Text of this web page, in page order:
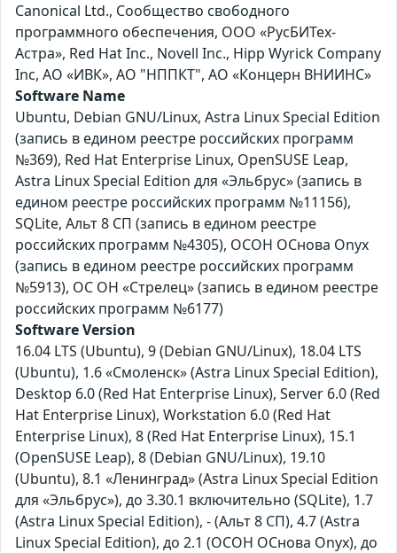
Canonical Ltd., Сообщество свободного
программного обеспечения, ООО «РусБИТех-
Астра», Red Hat Inc., Novell Inc., Hipp Wyrick Company
Inc, АО «ИВК», АО "НППКТ", АО «Концерн ВНИИНС»
Software Name
Ubuntu, Debian GNU/Linux, Astra Linux Special Edition
(запись в едином реестре российских программ
№369), Red Hat Enterprise Linux, OpenSUSE Leap,
Astra Linux Special Edition для «Эльбрус» (запись в
едином реестре российских программ №11156),
SQLite, Альт 8 СП (запись в едином реестре
российских программ №4305), ОСОН ОСнова Оnyx
(запись в едином реестре российских программ
№5913), ОС ОН «Стрелец» (запись в едином реестре
российских программ №6177)
Software Version
16.04 LTS (Ubuntu), 9 (Debian GNU/Linux), 18.04 LTS
(Ubuntu), 1.6 «Смоленск» (Astra Linux Special Edition),
Desktop 6.0 (Red Hat Enterprise Linux), Server 6.0 (Red
Hat Enterprise Linux), Workstation 6.0 (Red Hat
Enterprise Linux), 8 (Red Hat Enterprise Linux), 15.1
(OpenSUSE Leap), 8 (Debian GNU/Linux), 19.10
(Ubuntu), 8.1 «Ленинград» (Astra Linux Special Edition
для «Эльбрус»), до 3.30.1 включительно (SQLite), 1.7
(Astra Linux Special Edition), - (Альт 8 СП), 4.7 (Astra
Linux Special Edition), до 2.1 (ОСОН ОСнова Оnyx), до